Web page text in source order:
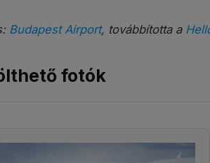
Budapest Airport, továbbította a
fotók